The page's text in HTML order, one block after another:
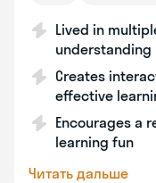
Lived in
understanding
Creates
effective
Encourages a
learning fun
Читать дальше